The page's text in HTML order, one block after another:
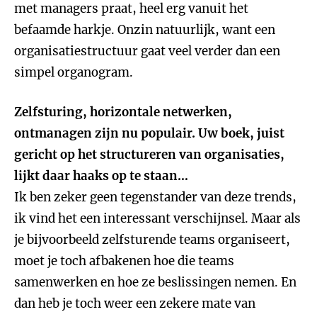
met managers praat, heel erg vanuit het
befaamde harkje. Onzin natuurlijk, want een
organisatiestructuur gaat veel verder dan een
simpel organogram.
Zelfsturing, horizontale netwerken,
ontmanagen zijn nu populair. Uw boek, juist
gericht op het structureren van organisaties,
lijkt daar haaks op te staan…
Ik ben zeker geen tegenstander van deze trends,
ik vind het een interessant verschijnsel. Maar als
je bijvoorbeeld zelfsturende teams organiseert,
moet je toch afbakenen hoe die teams
samenwerken en hoe ze beslissingen nemen. En
dan heb je toch weer een zekere mate van